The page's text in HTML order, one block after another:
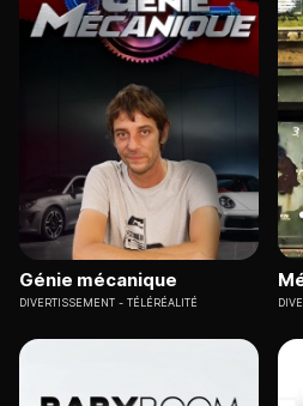
Génie mécanique
DIVERTISSEMENT TÉLÉRÉALITÉ